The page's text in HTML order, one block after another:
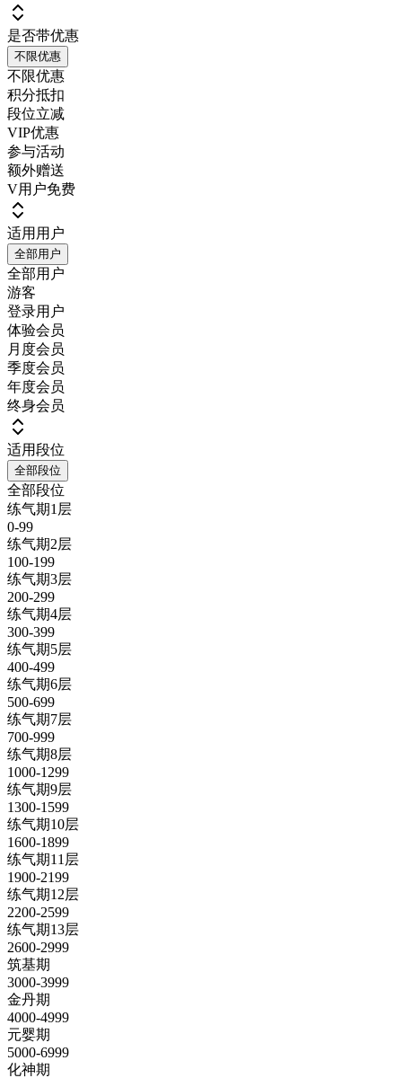
是否带优惠
不限优惠
不限优惠
积分抵扣
段位立减
VIP优惠
参与活动
额外赠送
V用户免费
适用用户
全部用户
全部用户
游客
登录用户
体验会员
月度会员
季度会员
年度会员
终身会员
适用段位
全部段位
全部段位
练气期1层
0-99
练气期2层
100-199
练气期3层
200-299
练气期4层
300-399
练气期5层
400-499
练气期6层
500-699
练气期7层
700-999
练气期8层
1000-1299
练气期9层
1300-1599
练气期10层
1600-1899
练气期11层
1900-2199
练气期12层
2200-2599
练气期13层
2600-2999
筑基期
3000-3999
金丹期
4000-4999
元婴期
5000-6999
化神期